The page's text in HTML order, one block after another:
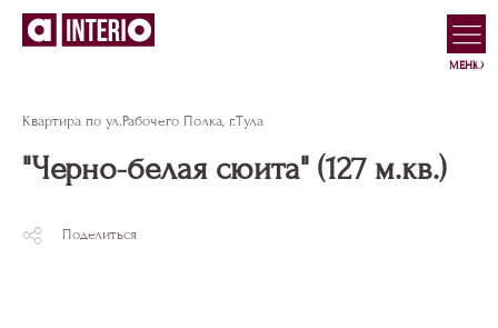
МЕНЮ
Квартира по ул.Рабочего Полка, г.Тула
"Черно-белая сюита" (127 м.кв.)
Поделиться